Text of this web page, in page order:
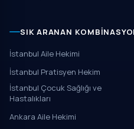
SIK ARANAN
İstanbul Aile Hekimi
İstanbul Pratisyen Hekim
İstanbul Çocuk Sağlığı ve
Hastalıkları
Ankara Aile Hekimi